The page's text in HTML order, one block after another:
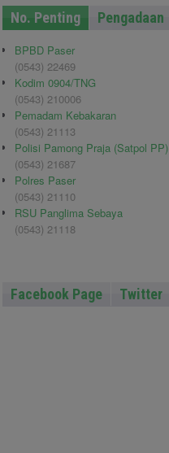
No. Penting Pengadaan
BPBD Paser
(0543) 22469
Kodim 0904/TNG
(0543) 210006
Pemadam Kebakaran
(0543) 21113
Polisi Pamong Praja (Satpol PP)
(0543) 21687
Polres Paser
(0543) 21110
RSU Panglima Sebaya
(0543) 21118
Facebook Page Twitter